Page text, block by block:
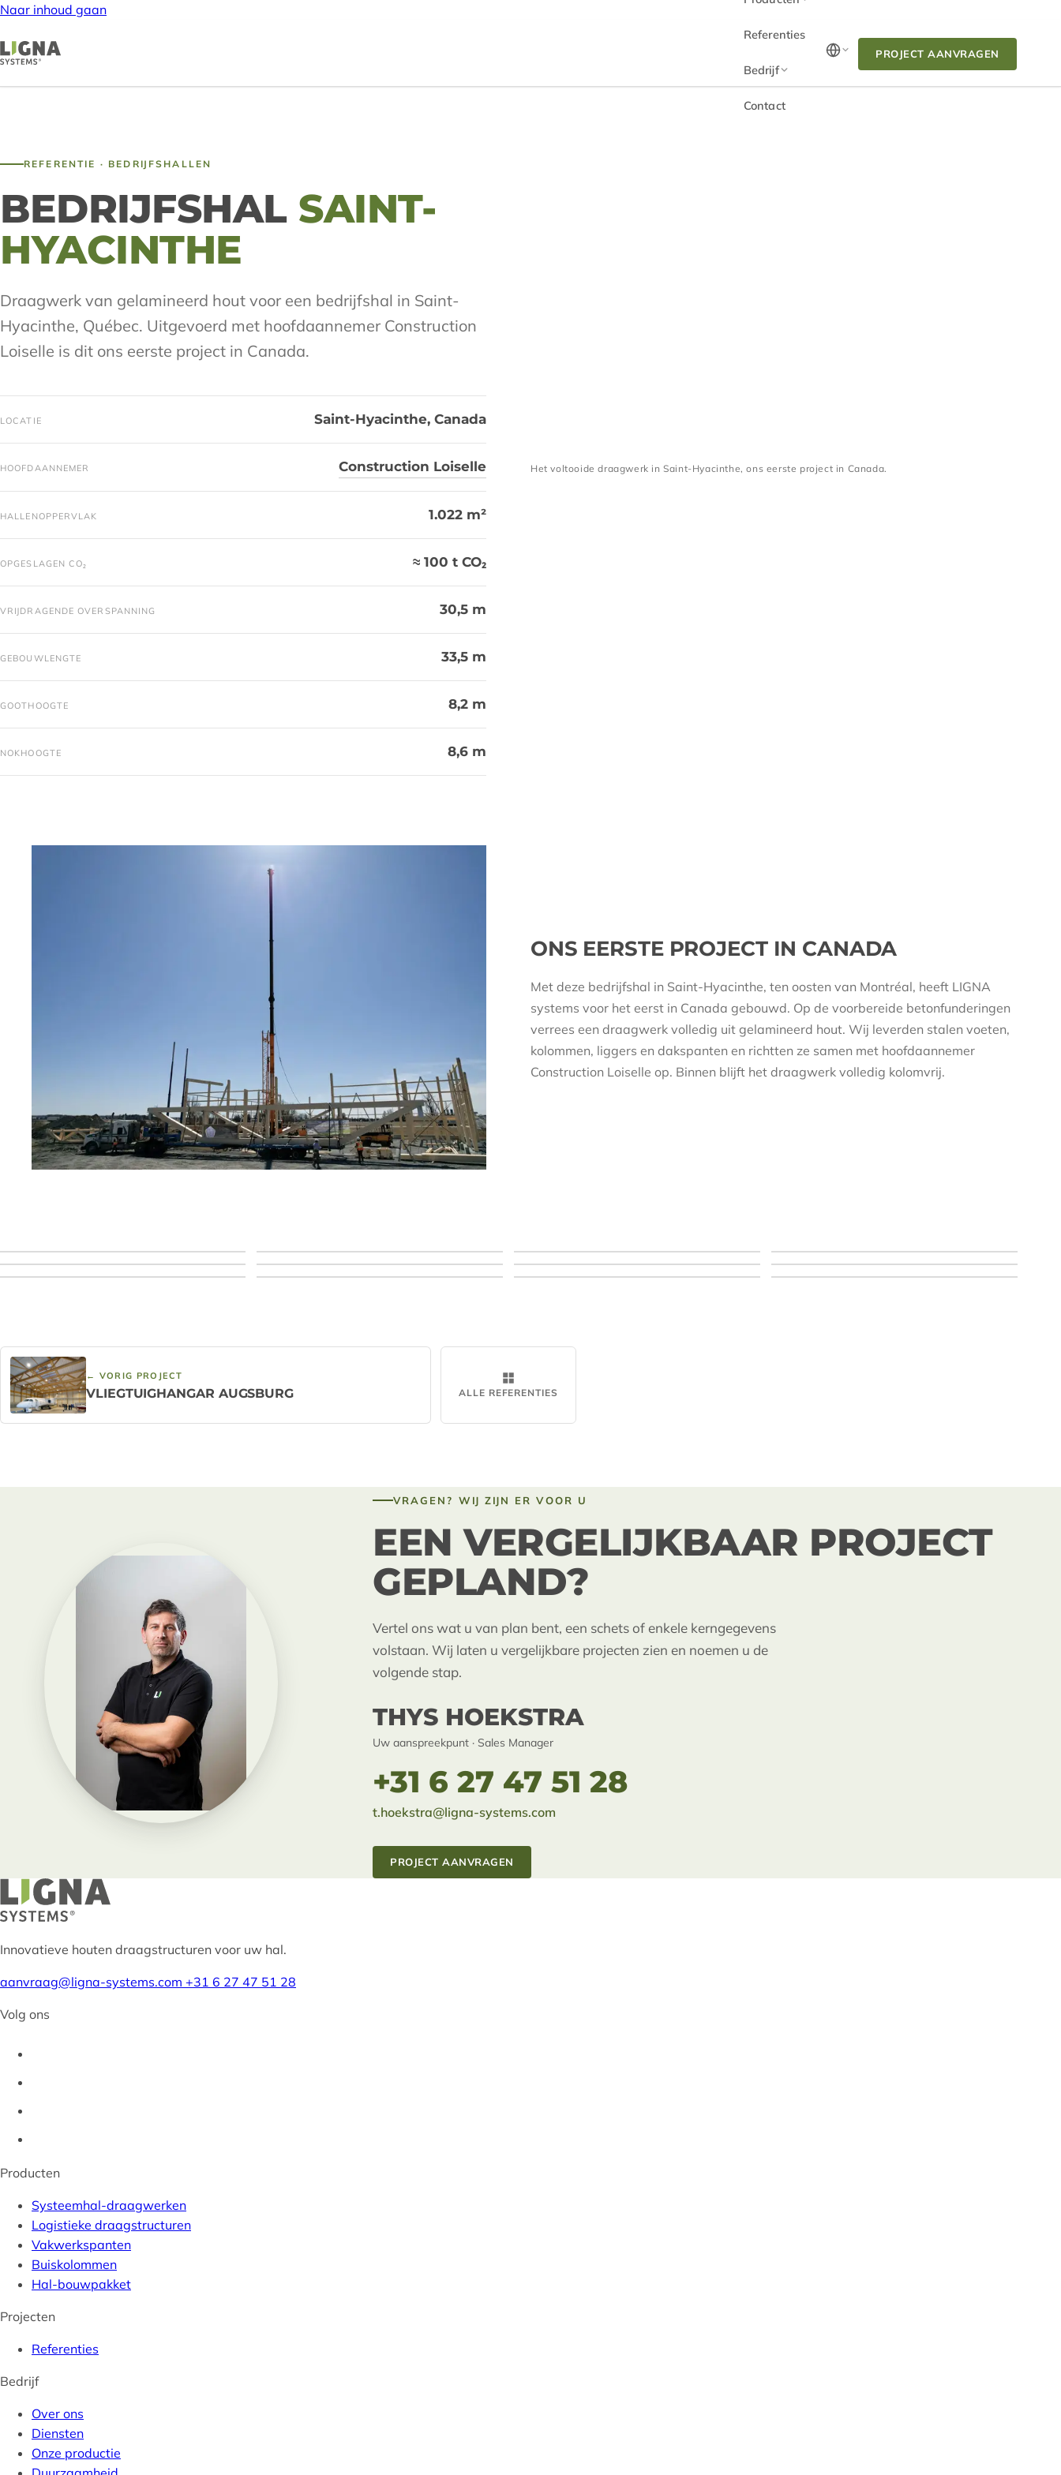
Naar inhoud gaan
Referenties
Bedrijf
Contact
PROJECT AANVRAGEN
REFERENTIE · BEDRIJFSHALLEN
BEDRIJFSHAL SAINT-
HYACINTHE
Draagwerk van gelamineerd hout voor een bedrijfshal in Saint-
Hyacinthe, Québec. Uitgevoerd met hoofdaannemer Construction
Loiselle is dit ons eerste project in Canada.
LOCATIE Saint-Hyacinthe, Canada
HOOFDAANNEMER Construction Loiselle
HALLENOPPERVLAK 1.022 m²
OPGESLAGEN CO₂ ≈ 100 t CO₂
VRIJDRAGENDE OVERSPANNING 30,5 m
GEBOUWLENGTE 33,5 m
GOOTHOOGTE 8,2 m
NOKHOOGTE 8,6 m
Het voltooide draagwerk in Saint-Hyacinthe, ons eerste project in Canada.
Het voltooide draagwerk in Saint-Hyacinthe, ons eerste project in Canada.
ONS EERSTE PROJECT IN CANADA
Met deze bedrijfshal in Saint-Hyacinthe, ten oosten van Montréal, heeft LIGNA
systems voor het eerst in Canada gebouwd. Op de voorbereide betonfunderingen
verrees een draagwerk volledig uit gelamineerd hout. Wij leverden stalen voeten,
kolommen, liggers en dakspanten en richtten ze samen met hoofdaannemer
Construction Loiselle op. Binnen blijft het draagwerk volledig kolomvrij.
← VORIG PROJECT
VLIEGTUIGHANGAR AUGSBURG ALLE REFERENTIES
VRAGEN? WIJ ZIJN ER VOOR U
EEN VERGELIJKBAAR PROJECT
GEPLAND?
Vertel ons wat u van plan bent, een schets of enkele kerngegevens
volstaan. Wij laten u vergelijkbare projecten zien en noemen u de
volgende stap.
THYS HOEKSTRA
Uw aanspreekpunt · Sales Manager
+31 6 27 47 51 28
t.hoekstra@ligna-systems.com
PROJECT AANVRAGEN
Innovatieve houten draagstructuren voor uw hal.
aanvraag@ligna-systems.com +31 6 27 47 51 28
Volg ons
Producten
Systeemhal-draagwerken
Logistieke draagstructuren
Vakwerkspanten
Buiskolommen
Hal-bouwpakket
Projecten
Referenties
Bedrijf
Over ons
Diensten
Onze productie